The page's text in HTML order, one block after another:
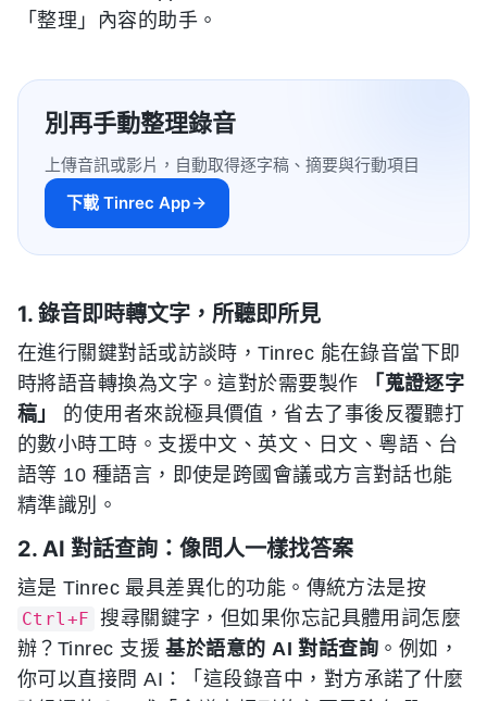
「整理」內容的助手。
別再手動整理錄音
上傳音訊或影片，自動取得逐字稿、摘要與行動項目
下載 Tinrec App
1. 錄音即時轉文字，所聽即所見
在進行關鍵對話或訪談時，Tinrec 能在錄音當下即
時將語音轉換為文字。這對於需要製作
「蒐證逐字
稿」
的使用者來說極具價值，省去了事後反覆聽打
的數小時工時。支援中文、英文、日文、粵語、台
語等 10 種語言，即使是跨國會議或方言對話也能
精準識別。
2. AI 對話查詢：像問人一樣找答案
這是 Tinrec 最具差異化的功能。傳統方法是按
Ctrl+F 搜尋關鍵字，但如果你忘記具體用詞怎麼
辦？Tinrec 支援基於語意的 AI 對話查詢 。例如，
你可以直接問 AI：「這段錄音中，對方承諾了什麼